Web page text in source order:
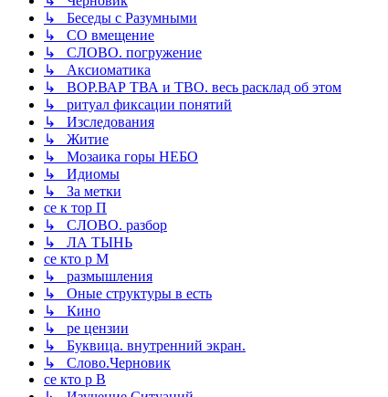
↳ Беседы с Разумными
↳ СО вмещение
↳ СЛОВО. погружение
↳ Аксиоматика
↳ ВОР.ВАР ТВА и ТВО. весь расклад об этом
↳ ритуал фиксации понятий
↳ Изследования
↳ Житие
↳ Мозаика горы НЕБО
↳ Идиомы
↳ За метки
се к тор П
↳ СЛОВО. разбор
↳ ЛА ТЫНЬ
се кто р М
↳ размышления
↳ Оные структуры в есть
↳ Кино
↳ ре цензии
↳ Буквица. внутренний экран.
↳ Слово.Черновик
се кто р В